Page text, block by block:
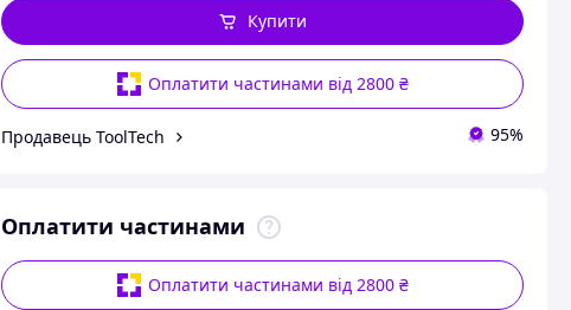
Оплатити частинами від 2800 ₴
Купити
Продавець ToolTech 95%
Оплатити частинами
Оплатити частинами від 2800 ₴